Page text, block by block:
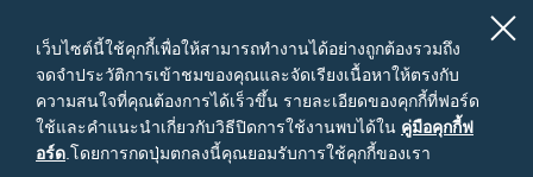
เว็บไซต์นี้ใช้คุกกี้เพื่อให้สามารถทำงานได้อย่างถูกต้องรวมถึง
จดจำประวัติการเข้าชมของคุณและจัดเรียงเนื้อหาให้ตรงกับ
ความสนใจที่คุณต้องการได้เร็วขึ้น รายละเอียดของคุกกี้ที่ฟอร์ด
ใช้และคำแนะนำเกี่ยวกับวิธีปิดการใช้งานพบได้ใน คู่มือ
คุ
คู่มือคุกกี้ฟ
อร์ด โดยการกดปุ่มตกลงนี้คุณยอมรับการใช้คุกกี้ของเรา